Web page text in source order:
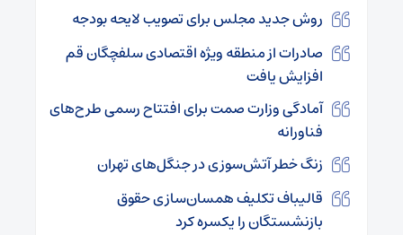
روش جدید مجلس برای تصویب لایحه بودجه
صادرات از منطقه ویژه اقتصادی سلفچگان قم
افزایش یافت
آمادگی وزارت صمت برای افتتاح رسمی طرح‌های
فناورانه
زنگ خطر آتش‌سوزی در جنگل‌های تهران
قالیباف تکلیف همسان‌سازی حقوق
بازنشستگان را یکسره کرد